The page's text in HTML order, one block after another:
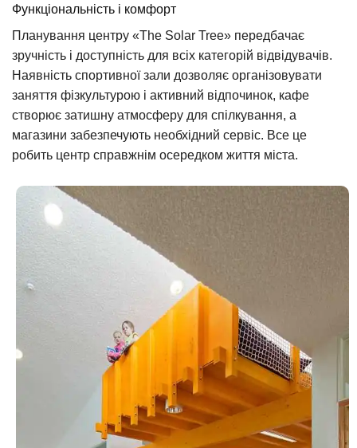
Функціональність і комфорт
Планування центру «The Solar Tree» передбачає
зручність і доступність для всіх категорій відвідувачів.
Наявність спортивної зали дозволяє організовувати
заняття фізкультурою і активний відпочинок, кафе
створює затишну атмосферу для спілкування, а
магазини забезпечують необхідний сервіс. Все це
робить центр справжнім осередком життя міста.